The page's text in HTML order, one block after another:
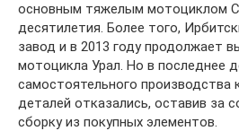
основным тяжелым мотоциклом
десятилетия. Более того,
завод и в 2013 году продолжает
мотоцикла Урал. Но в последнее
самостоятельного
деталей отказались, оставив за
сборку из покупных элементов.